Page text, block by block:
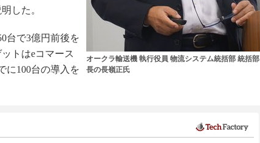
オークラ輸送機 執行役員 物流システム統括部 統括部
長の長嶺正氏
した。
台で3億円前後を
トはeコマース
に100台の導入を